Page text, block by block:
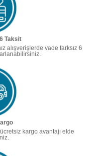
Taksit
alışverişlerde vade farksız 6
kargo avantajı elde